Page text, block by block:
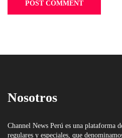
Nosotros
Channel News Perú es una plataforma
regulares y especiales, que